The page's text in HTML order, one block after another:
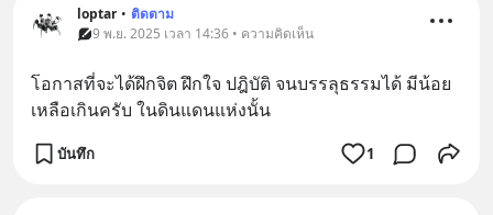
loptar • ติดตาม
9 พ.ย. 2025 เวลา 14:36 • ความคิดเห็น
โอกาสที่จะได้ฝึกจิต ฝึกใจ ปฎิบัติ จนบรรลุธรรมได้ มีน้อย
เหลือเกินครับ ในดินแดนแห่งนั้น
บันทึก 1